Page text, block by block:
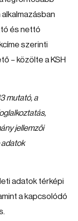
és nettó
szerinti
– közölte a KSH
mutató, a
jellemzői
adatok
adatok térképi
a kapcsolódó